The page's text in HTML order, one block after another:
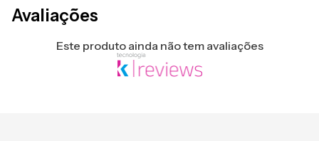
Avaliações
Este produto ainda não tem avaliações